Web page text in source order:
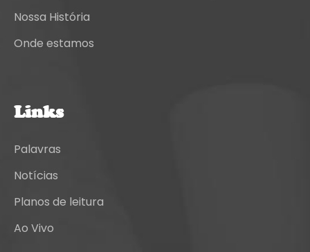
Nossa História
Onde estamos
Links
Palavras
Notícias
Planos de leitura
Ao Vivo